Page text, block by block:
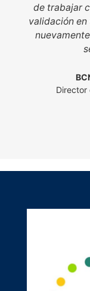
de trabajar
validación
Director